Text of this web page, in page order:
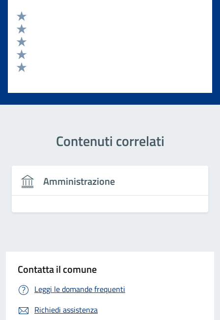
Valuta 5 stelle su 5
Valuta 4 stelle su 5
Valuta 3 stelle su 5
Valuta 2 stelle su 5
Contenuti correlati
Amministrazione
Contatta il comune
Leggi le domande frequenti
Richiedi assistenza